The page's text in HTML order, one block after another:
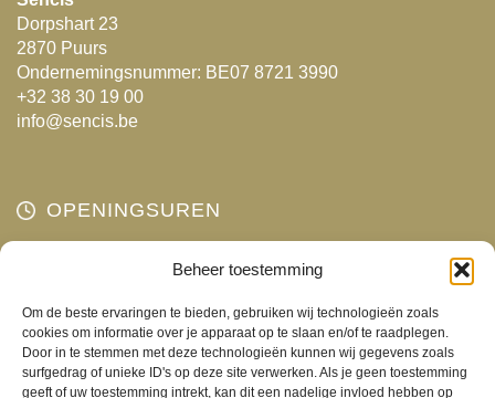
Beheer toestemming
Om de beste ervaringen te bieden, gebruiken wij technologieën zoals
cookies om informatie over je apparaat op te slaan en/of te raadplegen.
Door in te stemmen met deze technologieën kunnen wij gegevens zoals
surfgedrag of unieke ID's op deze site verwerken. Als je geen toestemming
geeft of uw toestemming intrekt, kan dit een nadelige invloed hebben op
op
de
Dorpshart 23
2870 Puurs
Ondernemingsnummer: BE07 8721 3990
+32 38 30 19 00
info@sencis.be
OPENINGSUREN
Gesloten
Woensdag
10:00 - 18:00
Donderdag
10:00 - 18:00
Vrijdag
10:00 - 18:00